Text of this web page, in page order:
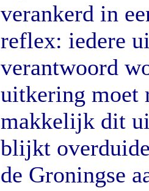
verankerd in
reflex: iedere
verantwoord
uitkering moet
makkelijk dit
blijkt
de Groningse